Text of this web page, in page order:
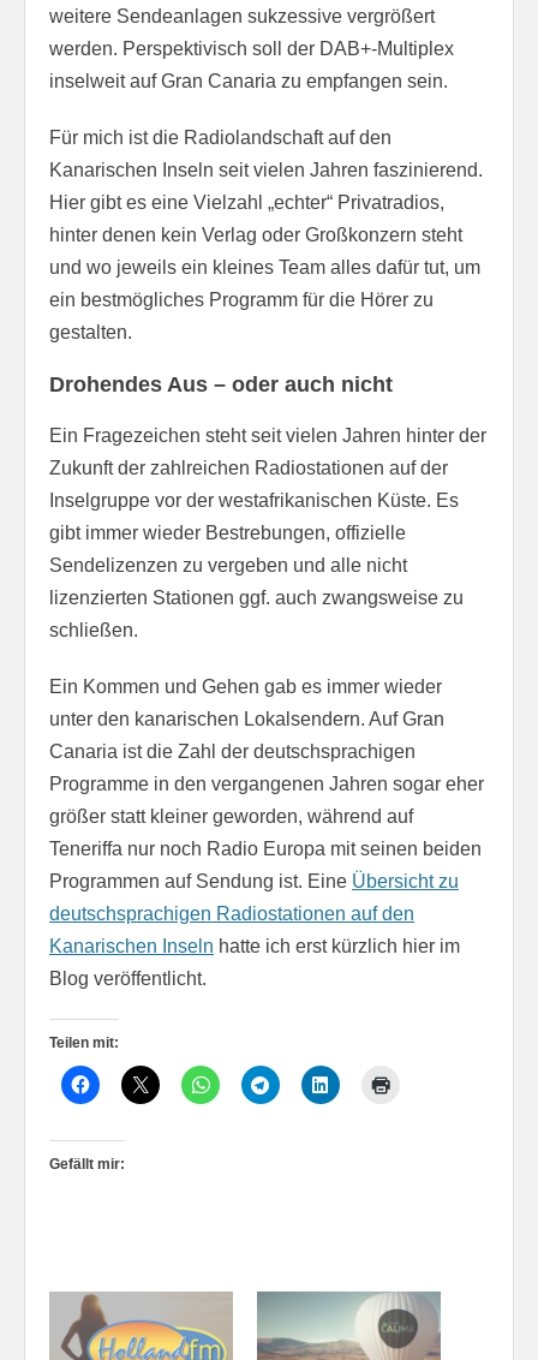
weitere Sendeanlagen sukzessive vergrößert
werden. Perspektivisch soll der DAB+-Multiplex
inselweit auf Gran Canaria zu empfangen sein.
Für mich ist die Radiolandschaft auf den
Kanarischen Inseln seit vielen Jahren faszinierend.
Hier gibt es eine Vielzahl „echter“ Privatradios,
hinter denen kein Verlag oder Großkonzern steht
und wo jeweils ein kleines Team alles dafür tut, um
ein bestmögliches Programm für die Hörer zu
gestalten.
Drohendes Aus – oder auch nicht
Ein Fragezeichen steht seit vielen Jahren hinter der
Zukunft der zahlreichen Radiostationen auf der
Inselgruppe vor der westafrikanischen Küste. Es
gibt immer wieder Bestrebungen, offizielle
Sendelizenzen zu vergeben und alle nicht
lizenzierten Stationen ggf. auch zwangsweise zu
schließen.
Ein Kommen und Gehen gab es immer wieder
unter den kanarischen Lokalsendern. Auf Gran
Canaria ist die Zahl der deutschsprachigen
Programme in den vergangenen Jahren sogar eher
größer statt kleiner geworden, während auf
Teneriffa nur noch Radio Europa mit seinen beiden
Programmen auf Sendung ist. Eine Übersicht zu
deutschsprachigen Radiostationen auf den
Kanarischen Inseln hatte ich erst kürzlich hier im
Blog veröffentlicht.
Teilen mit:
Gefällt mir: